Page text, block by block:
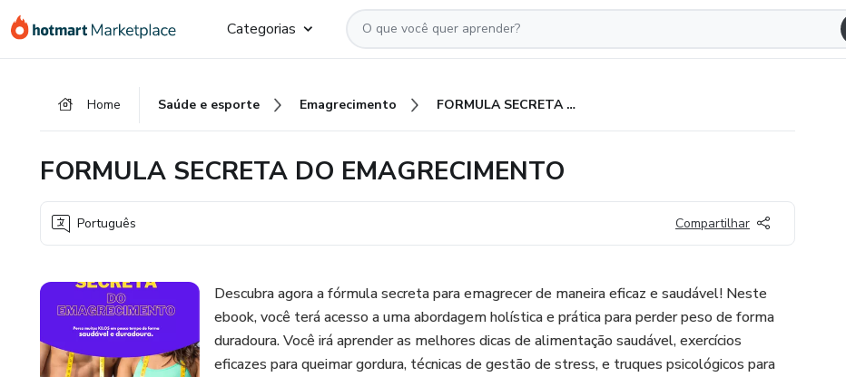
para
para
para
Categorias
Home Saúde e esporte Emagrecimento FORMULA SECRETA DO EMAGRECIMENTO
FORMULA SECRETA DO EMAGRECIMENTO
Português Compartilhar
Descubra agora a fórmula secreta para emagrecer de maneira eficaz e saudável! Neste
ebook, você terá acesso a uma abordagem holística e prática para perder peso de forma
duradoura. Você irá aprender as melhores dicas de alimentação saudável, exercícios
eficazes para queimar gordura, técnicas de gestão de stress, e truques psicológicos para